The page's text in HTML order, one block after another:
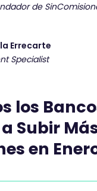
de
Errecarte
Specialist
los
Subir
en